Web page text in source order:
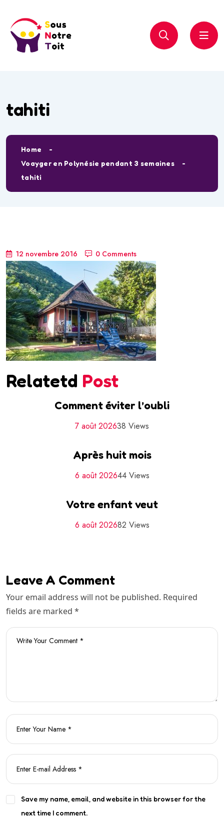
tahiti
Home
Voayger en Polynésie pendant 3 semaines
tahiti
12 novembre 2016 0 Comments
Relatetd Post
Comment éviter l’oubli
7 août 202638 Views
Après huit mois
6 août 202644 Views
Votre enfant veut
6 août 202682 Views
Leave A Comment
Your email address will not be published. Required
fields are marked *
Save my name, email, and website in this browser for the
next time I comment.